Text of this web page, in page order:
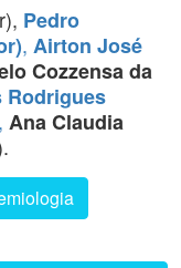
Pedro
, Airton José
Cozzensa da
Rodrigues
, Ana Claudia